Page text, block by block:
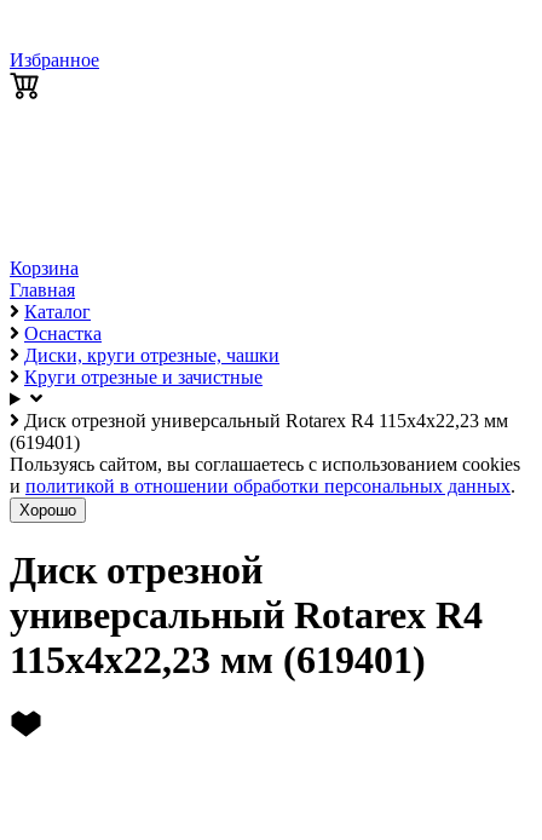
Избранное
Корзина
Главная
Каталог
Оснастка
Диски, круги отрезные, чашки
Круги отрезные и зачистные
Диск отрезной универсальный Rotarex R4 115х4х22,23 мм
(619401)
Пользуясь сайтом, вы соглашаетесь с использованием cookies
и политикой в отношении обработки персональных данных.
Хорошо
Диск отрезной
универсальный Rotarex R4
115х4х22,23 мм (619401)